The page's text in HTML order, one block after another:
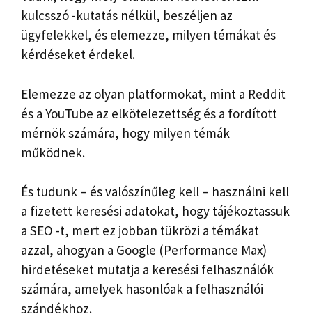
kulcsszó -kutatás nélkül, beszéljen az
ügyfelekkel, és elemezze, milyen témákat és
kérdéseket érdekel.
Elemezze az olyan platformokat, mint a Reddit
és a YouTube az elkötelezettség és a fordított
mérnök számára, hogy milyen témák
működnek.
És tudunk – és valószínűleg kell – használni kell
a fizetett keresési adatokat, hogy tájékoztassuk
a SEO -t, mert ez jobban tükrözi a témákat
azzal, ahogyan a Google (Performance Max)
hirdetéseket mutatja a keresési felhasználók
számára, amelyek hasonlóak a felhasználói
szándékhoz.